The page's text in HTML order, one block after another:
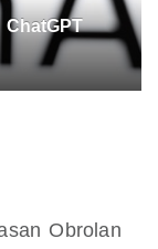
Obrolan